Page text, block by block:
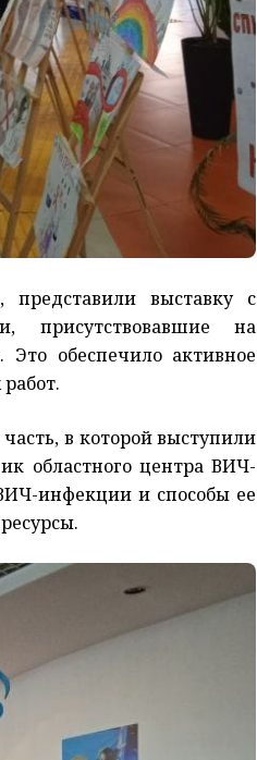
представили выставку с
присутствовавшие на
обеспечило активное
в которой выступили
областного центра ВИЧ-
инфекции и способы ее